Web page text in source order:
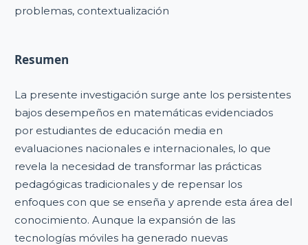
problemas, contextualización
Resumen
La presente investigación surge ante los persistentes
bajos desempeños en matemáticas evidenciados
por estudiantes de educación media en
evaluaciones nacionales e internacionales, lo que
revela la necesidad de transformar las prácticas
pedagógicas tradicionales y de repensar los
enfoques con que se enseña y aprende esta área del
conocimiento. Aunque la expansión de las
tecnologías móviles ha generado nuevas